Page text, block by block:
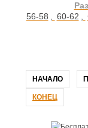
56-58 , 60-62 ,
НАЧАЛО
КОНЕЦ